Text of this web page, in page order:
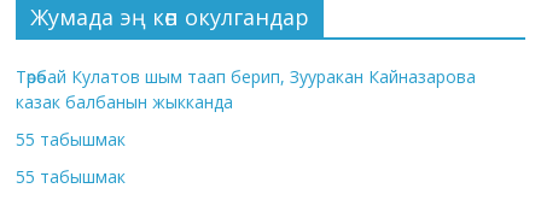
Жумада эң көп окулгандар
Төрөбай Кулатов шым таап берип, Зууракан Кайназарова
казак балбанын жыкканда
55 табышмак
55 табышмак